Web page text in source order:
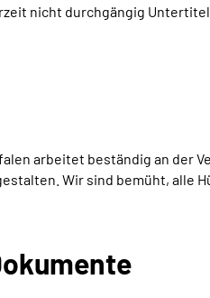
nicht durchgängig Untertitel
arbeitet beständig an der
Wir sind bemüht, alle